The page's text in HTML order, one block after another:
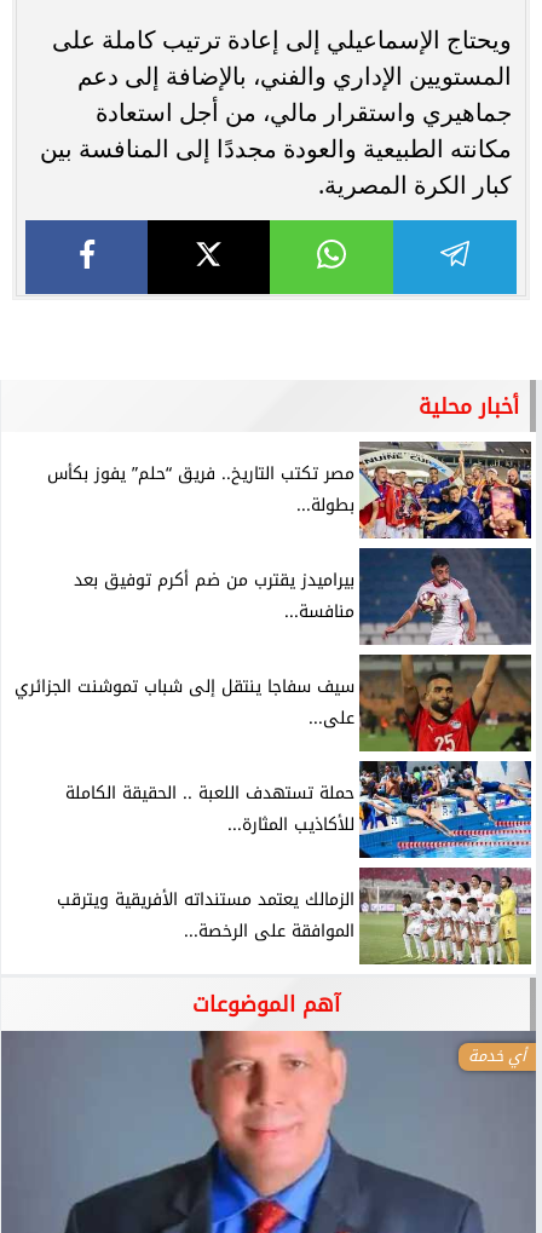
ويحتاج الإسماعيلي إلى إعادة ترتيب كاملة على
المستويين الإداري والفني، بالإضافة إلى دعم
جماهيري واستقرار مالي، من أجل استعادة
مكانته الطبيعية والعودة مجددًا إلى المنافسة بين
كبار الكرة المصرية.
أخبار محلية
مصر تكتب التاريخ.. فريق “حلم” يفوز بكأس
بطولة...
بيراميدز يقترب من ضم أكرم توفيق بعد
منافسة...
سيف سفاجا ينتقل إلى شباب تموشنت الجزائري
على...
حملة تستهدف اللعبة .. الحقيقة الكاملة
للأكاذيب المثارة...
الزمالك يعتمد مستنداته الأفريقية ويترقب
الموافقة على الرخصة...
آهم الموضوعات
أي خدمة